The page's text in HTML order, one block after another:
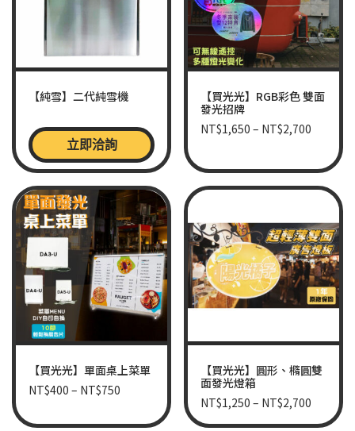
【純雪】二代純雪機
立即洽詢
【買光光】RGB彩色 雙面
發光招牌
NT$1,650 – NT$2,700
【買光光】單面桌上菜單
NT$400 – NT$750
【買光光】圓形、橢圓雙
面發光燈箱
NT$1,250 – NT$2,700